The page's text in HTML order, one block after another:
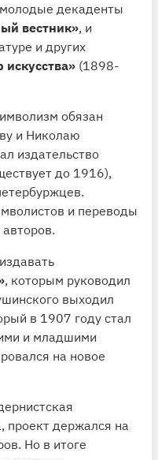
декаденты
вестник», и
и других
искусства» (1898-
обязан
и Николаю
издательство
до 1916),
и переводы
, которым руководил
выходил
в 1907 году стал
и младшими
на новое
проект держался на
Но в итоге